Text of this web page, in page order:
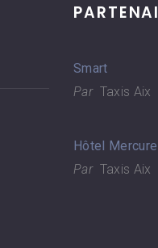
Smart
Par Taxis Aix
Hôtel
Par Taxis Aix